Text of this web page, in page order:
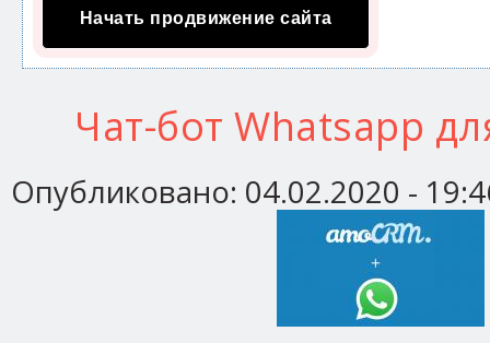
Начать продвижение сайта
Чат-бот Whatsapp
Опубликовано: 04.02.2020 -